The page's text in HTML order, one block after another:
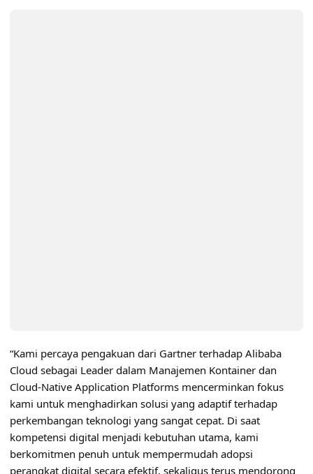
“Kami percaya pengakuan dari Gartner terhadap Alibaba
Cloud sebagai Leader dalam Manajemen Kontainer dan
Cloud-Native Application Platforms mencerminkan fokus
kami untuk menghadirkan solusi yang adaptif terhadap
perkembangan teknologi yang sangat cepat. Di saat
kompetensi digital menjadi kebutuhan utama, kami
berkomitmen penuh untuk mempermudah adopsi
perangkat digital secara efektif, sekaligus terus mendorong